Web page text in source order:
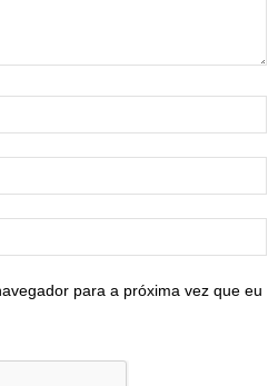
para a próxima vez que eu